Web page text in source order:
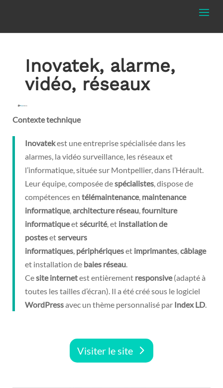
Inovatek, alarme,
vidéo, réseaux
Contexte technique
Inovatekest une entreprise spécialisée dans les
alarmes, la vidéo surveillance, les réseaux et
l’informatique, située sur Montpellier, dans l’Hérault.
Leur équipe, composée despécialistes, dispose de
compétences en télémaintenance, maintenance
informatique,architecture réseau,fourniture
informatiqueetsécurité, et installation de
postesetserveurs
informatiques, périphériqueset imprimantes,câblage
et installation de baies réseau.
Cesite internetest entièrement responsive(adapté à
toutes les tailles d’écran). Il a été créé sous le logiciel
WordPressavec un thème personnalisé par Index LD.
Visiter le site